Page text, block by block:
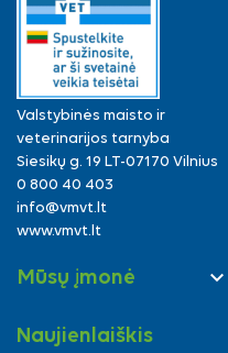
Valstybinės maisto ir
veterinarijos tarnyba
Siesikų g. 19 LT-07170 Vilnius
0 800 40 403
info@vmvt.lt
www.vmvt.lt
Mūsų įmonė 
Naujienlaiškis